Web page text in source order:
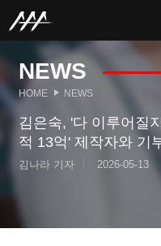
NEWS
HOME NEWS
김은숙, '다 이루어질
적 13억' 제작자와 기
김나라 기자 2026-05-13